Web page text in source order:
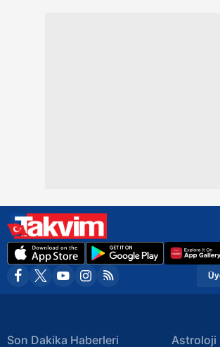
Son Dakika Haberleri Astroloji